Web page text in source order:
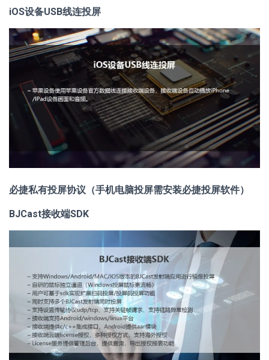
iOS设备USB线连投屏
必捷私有投屏协议（手机电脑投屏需安装必捷投屏软件）
BJCast接收端SDK